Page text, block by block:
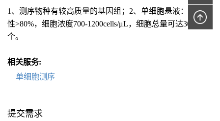
1、测序物种有较高质量的基因组；2、单细胞悬液：细胞活
性>80%，细胞浓度700-1200cells/μL，细胞总量可达30万
个。
相关服务:
单细胞测序
提交需求